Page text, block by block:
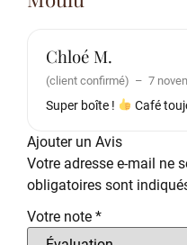
Chloé M.
(client confirmé) – 7
Super boîte ! Café
Ajouter un Avis
Votre adresse e-mail ne
obligatoires sont
Votre note *